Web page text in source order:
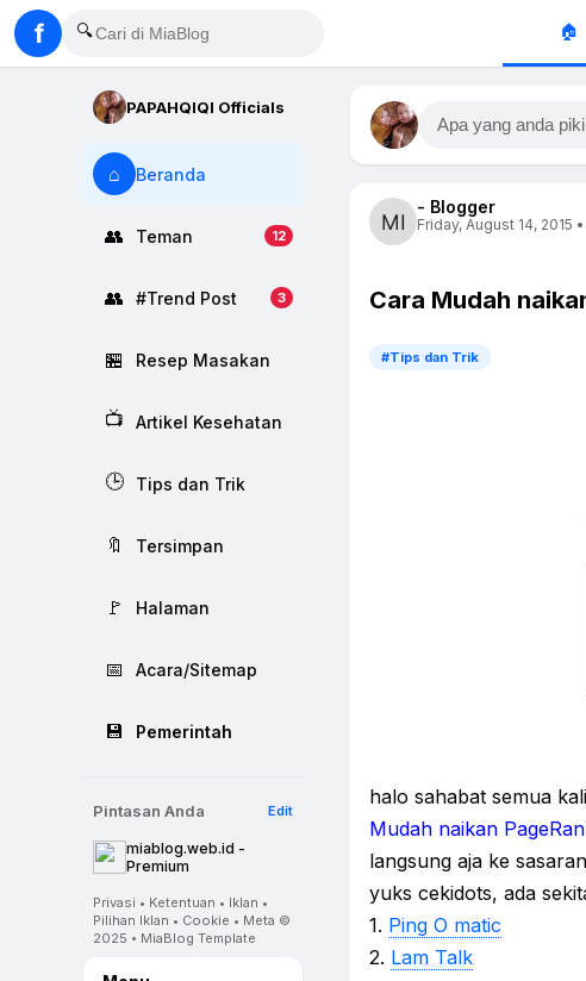
f 🔍 🏠
PAPAHQIQI Officials
⌂ Beranda
👥 Teman 12
👥 #Trend Post 3
🏪 Resep Masakan
📺 Artikel Kesehatan
🕒 Tips dan Trik
🔖 Tersimpan
🚩 Halaman
📅 Acara/Sitemap
💾 Pemerintah
Pintasan Anda Edit
miablog.web.id -
Premium
Privasi • Ketentuan • Iklan •
Pilihan Iklan • Cookie • Meta ©
2025 • MiaBlog Template
Apa yang anda
- Blogger
Friday, August 14, 2015 •
Cara Mudah
#Tips dan Trik
halo sahabat semua
Mudah naikan
langsung aja ke sasaran
yuks cekidots, ada
1. Ping O matic
2. Lam Talk